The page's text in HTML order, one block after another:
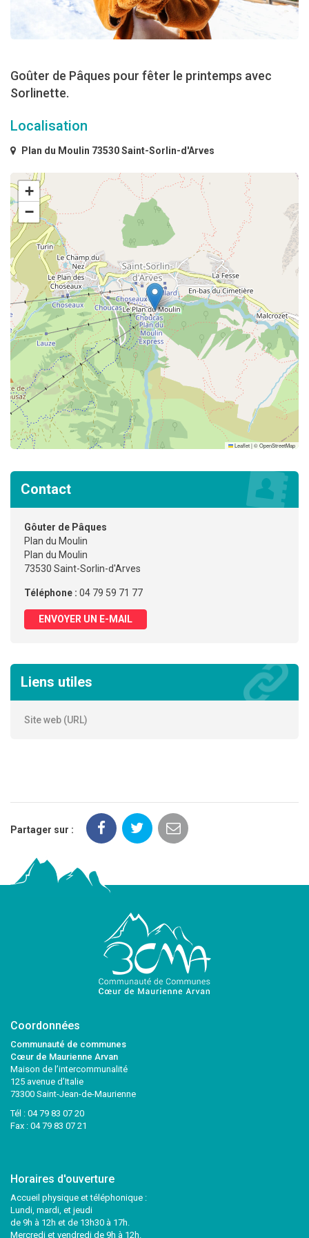
Goûter de Pâques pour fêter le printemps avec
Sorlinette.
Localisation
Plan du Moulin 73530 Saint-Sorlin-d'Arves
+
−
Leaflet|©OpenStreetMap
Contact
Gôuter de Pâques
Plan du Moulin
Plan du Moulin
73530 Saint-Sorlin-d'Arves
Téléphone : 04 79 59 71 77
ENVOYER UN E-MAIL
Liens utiles
Site web (URL)
Partager sur :
Coordonnées
Communauté de communes
Cœur de Maurienne Arvan
Maison de l’intercommunalité
125 avenue d’Italie
73300 Saint-Jean-de-Maurienne
Tél : 04 79 83 07 20
Fax : 04 79 83 07 21
Horaires d'ouverture
Accueil physique et téléphonique :
Lundi, mardi, et jeudi
de 9h à 12h et de 13h30 à 17h.
Mercredi et vendredi de 9h à 12h.